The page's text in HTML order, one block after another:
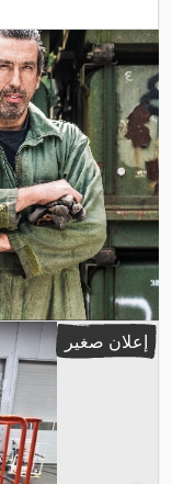
إعلان صغير